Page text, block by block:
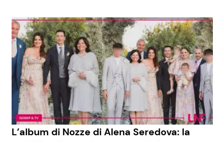
L’album di Nozze di Alena Seredova: la